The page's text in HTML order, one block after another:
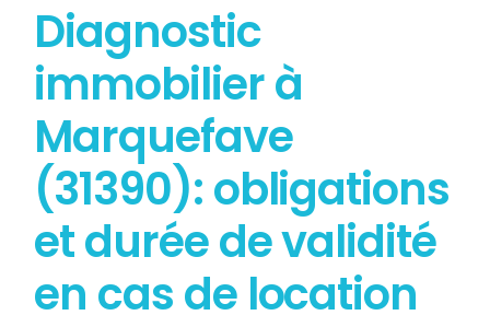
Diagnostic
immobilier à
Marquefave
(31390): obligations
et durée de validité
en cas de location